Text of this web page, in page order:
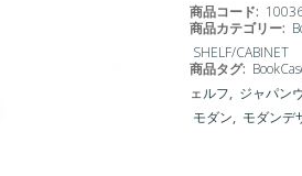
商品コード:
商品カテゴリー:
SHELF/CABINET
商品タグ:
ェルフ, ジャパン
モダン, モダンデ